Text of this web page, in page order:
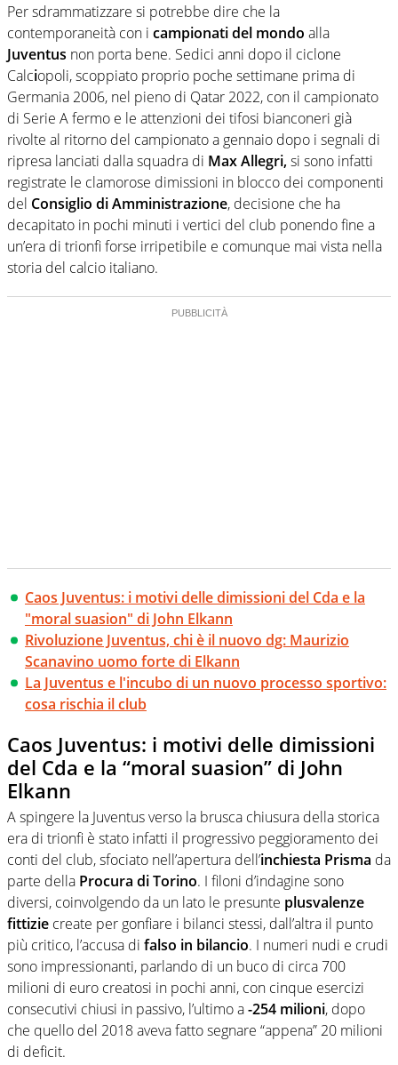
Per sdrammatizzare si potrebbe dire che la
contemporaneità con i campionati del mondo alla
Juventus non porta bene. Sedici anni dopo il ciclone
Calciopoli, scoppiato proprio poche settimane prima di
Germania 2006, nel pieno di Qatar 2022, con il campionato
di Serie A fermo e le attenzioni dei tifosi bianconeri già
rivolte al ritorno del campionato a gennaio dopo i segnali di
ripresa lanciati dalla squadra di MaxAllegri,si sono infatti
registrate le clamorose dimissioni in blocco dei componenti
del Consiglio di Amministrazione, decisione che ha
decapitato in pochi minuti i vertici del club ponendo fine a
un’era di trionfi forse irripetibile e comunque mai vista nella
storia del calcio italiano.
Caos Juventus: i motivi delle dimissioni del Cda e la
"moral suasion" di John Elkann
Rivoluzione Juventus, chi è il nuovo dg: Maurizio
Scanavino uomo forte di Elkann
La Juventus e l'incubo di un nuovo processo sportivo:
cosa rischia il club
Caos Juventus: i motivi delle dimissioni
del Cda e la “moral suasion” di John
Elkann
A spingere la Juventus verso la brusca chiusura della storica
era di trionfi è stato infatti il progressivo peggioramento dei
conti del club, sfociato nell’apertura dell’inchiesta Prisma da
parte della Procura di Torino. I filoni d’indagine sono
diversi, coinvolgendo da un lato le presunte plusvalenze
fittizie create per gonfiare i bilanci stessi, dall’altra il punto
più critico, l’accusa di falso in bilancio. I numeri nudi e crudi
sono impressionanti, parlando di un buco di circa 700
milioni di euro creatosi in pochi anni, con cinque esercizi
consecutivi chiusi in passivo, l’ultimo a-254 milioni, dopo
che quello del 2018 aveva fatto segnare “appena” 20 milioni
di deficit.